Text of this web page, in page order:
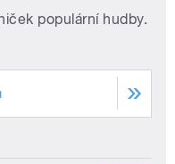
populární hudby.